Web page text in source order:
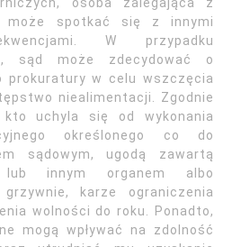
może spotkać się z innymi
W przypadku
sąd może zdecydować o
prokuratury w celu wszczęcia
niealimentacji. Zgodnie
kto uchyla się od wykonania
określonego co do
sądowym, ugodą zawartą
lub innym organem albo
karze ograniczenia
wolności do roku. Ponadto,
mogą wpływać na zdolność